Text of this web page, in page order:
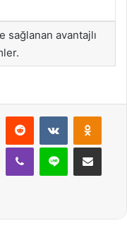
sağlanan avantajlı
PinterestReddit VKontakte
TelegramViber Line E-Posta ile